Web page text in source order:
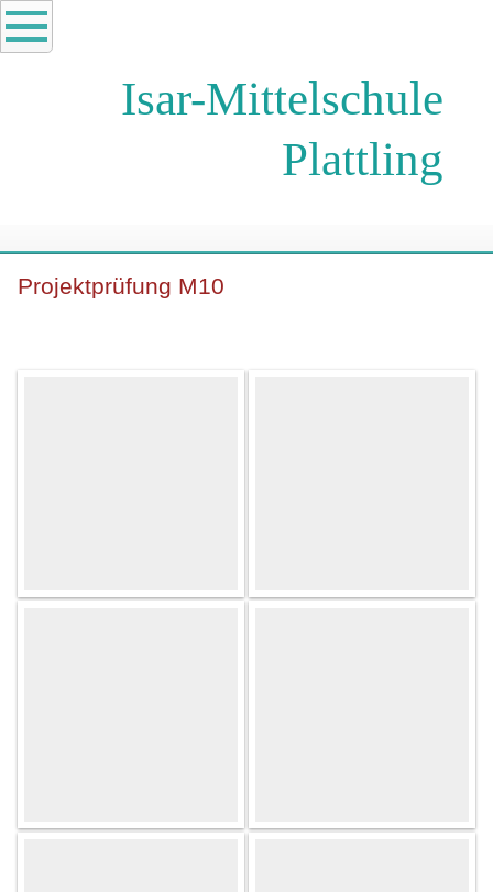
Isar-Mittelschule
Plattling
Projektprüfung M10